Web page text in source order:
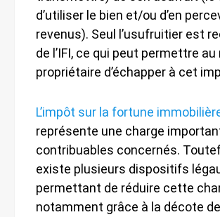
d’utiliser le bien et/ou d’en
revenus). Seul l’usufruitier est
de l’IFI, ce qui peut permettre au
propriétaire d’échapper à cet
L’impôt sur la fortune
représente une charge
contribuables concernés.
existe plusieurs dispositifs
permettant de réduire cette
notamment grâce à la décote